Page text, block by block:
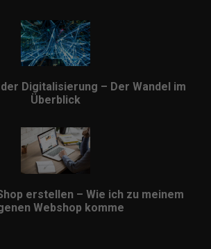
Digitalisierung – Der Wandel im
Überblick
erstellen – Wie ich zu meinem
Webshop komme